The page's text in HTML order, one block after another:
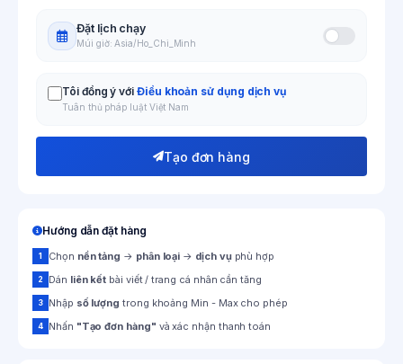
Đặt lịch chạy
Múi giờ: Asia/Ho_Chi_Minh
Tôi đồng ý với Điều khoản sử dụng dịch vụ
Tuân thủ pháp luật Việt Nam
Tạo đơn hàng
Hướng dẫn đặt hàng
1 Chọn nền tảng → phân loại → dịch vụphù hợp
2 Dán liên kết bài viết / trang cá nhân cần tăng
3 Nhập số lượng trong khoảng Min - Max cho phép
4 Nhấn "Tạo đơn hàng" và xác nhận thanh toán